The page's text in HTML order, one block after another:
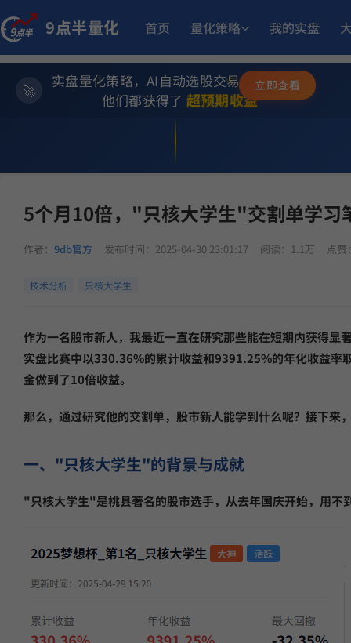
9点半量化 首页 量化策略 我的实盘
✨
💫
⭐
实盘量化策略，AI自动选股交易，躺赚模式
他们都获得了 超预期收益
6月15日开始实盘 趋势做T 收益 12.93%
9月17日开始实盘 多重止损优化成长量化策略
小市值_ETF轮动_双龙出海
11月6日开始实盘 多重止损优化成长量化策略 收益
9月23日开始实盘 多重止损优化成长量化策略 收益
5月18日开始实盘
立即查看
> 5个月10倍，"只核大学生"交割单学习笔记
5个月10倍，"只核大学生"交割单学习
作者： 9db官方 发布时间：2025-04-30 23:01:17 阅读：1.1万 点赞
技术分析 只核大学生
作为一名股市新人，我最近一直在研究那些能在短期内获得
实盘比赛中以330.36%的累计收益和9391.25%的年化收益率
金做到了10倍收益。
那么，通过研究他的交割单，股市新人能学到什么呢？接下
一、"只核大学生"的背景与成就
"只核大学生"是桃县著名的股市选手，从去年国庆开始，用